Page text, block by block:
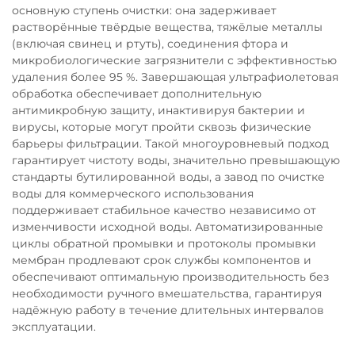
основную ступень очистки: она задерживает
растворённые твёрдые вещества, тяжёлые металлы
(включая свинец и ртуть), соединения фтора и
микробиологические загрязнители с эффективностью
удаления более 95 %. Завершающая ультрафиолетовая
обработка обеспечивает дополнительную
антимикробную защиту, инактивируя бактерии и
вирусы, которые могут пройти сквозь физические
барьеры фильтрации. Такой многоуровневый подход
гарантирует чистоту воды, значительно превышающую
стандарты бутилированной воды, а завод по очистке
воды для коммерческого использования
поддерживает стабильное качество независимо от
изменчивости исходной воды. Автоматизированные
циклы обратной промывки и протоколы промывки
мембран продлевают срок службы компонентов и
обеспечивают оптимальную производительность без
необходимости ручного вмешательства, гарантируя
надёжную работу в течение длительных интервалов
эксплуатации.